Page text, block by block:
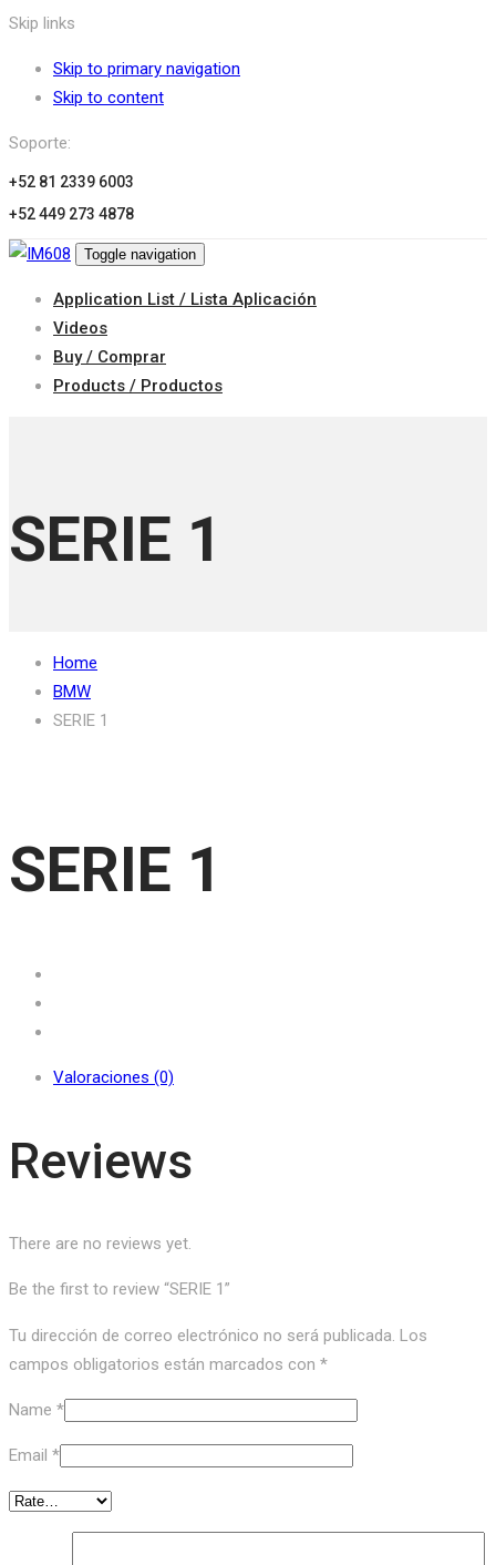
Skip links
Skip to primary navigation
Skip to content
Soporte:
+52 81 2339 6003
+52 449 273 4878
Toggle navigation
Application List / Lista Aplicación
Videos
Buy / Comprar
Products / Productos
SERIE 1
Home
BMW
SERIE 1
SERIE 1
Valoraciones (0)
Reviews
There are no reviews yet.
Be the first to review “SERIE 1”
Tu dirección de correo electrónico no será publicada. Los
campos obligatorios están marcados con *
Name *
Email *